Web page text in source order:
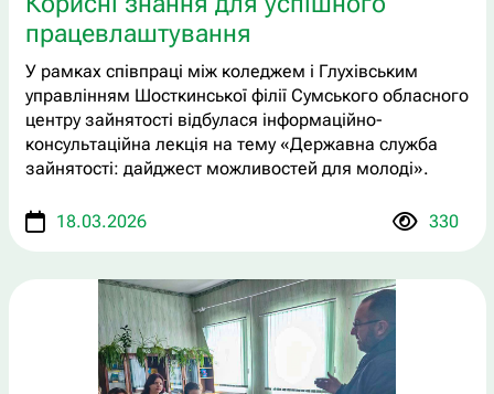
працевлаштування
У рамках співпраці між коледжем і Глухівським
управлінням Шосткинської філії Сумського обласного
центру зайнятості відбулася інформаційно-
консультаційна лекція на тему «Державна служба
зайнятості: дайджест можливостей для молоді».
18.03.2026 330